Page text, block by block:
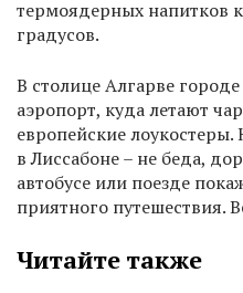
термоядерных напитков
градусов.
В столице Алгарве
аэропорт, куда летают
европейские
в Лиссабоне – не беда,
автобусе или поезде
приятного путешествия.
Читайте также